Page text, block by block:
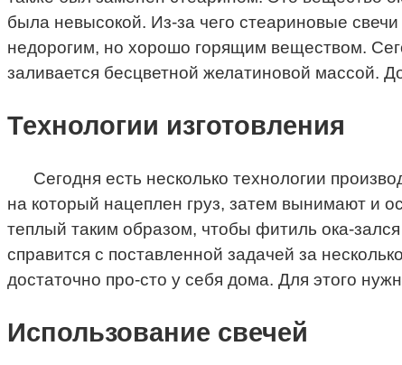
была невысокой. Из-за чего стеариновые
недорогим, но хорошо горящим веществом.
заливается бесцветной желатиновой массой.
Технологии изготовления
Сегодня есть несколько технологии
на который нацеплен груз, затем вынимают и
теплый таким образом, чтобы фитиль ока-
справится с поставленной задачей за
достаточно про-сто у себя дома. Для этого
Использование свечей